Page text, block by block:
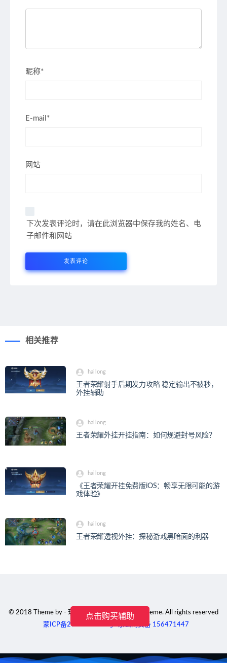
昵称*
E-mail*
网站
下次发表评论时，请在此浏览器中保存我的姓名、电
子邮件和网站
相关推荐
hailong
王者荣耀射手后期发力攻略 稳定输出不被秒，
外挂辅助
hailong
王者荣耀外挂开挂指南：如何规避封号风险？
hailong
《王者荣耀开挂免费版iOS：畅享无限可能的游
戏体验》
hailong
王者荣耀透视外挂：探秘游戏黑暗面的利器
© 2018 Theme by - 玖玖工作室 & WordPress Theme. All rights reserved
蒙ICP备2023001791号
京公网安备 156471447
点击购买辅助